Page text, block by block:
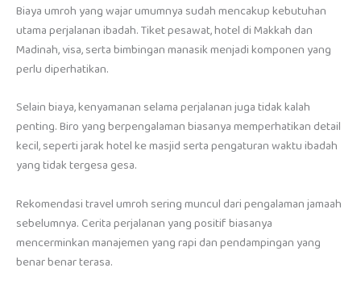
Biaya umroh yang wajar umumnya sudah mencakup kebutuhan
utama perjalanan ibadah. Tiket pesawat, hotel di Makkah dan
Madinah, visa, serta bimbingan manasik menjadi komponen yang
perlu diperhatikan.
Selain biaya, kenyamanan selama perjalanan juga tidak kalah
penting. Biro yang berpengalaman biasanya memperhatikan detail
kecil, seperti jarak hotel ke masjid serta pengaturan waktu ibadah
yang tidak tergesa gesa.
Rekomendasi travel umroh sering muncul dari pengalaman jamaah
sebelumnya. Cerita perjalanan yang positif biasanya
mencerminkan manajemen yang rapi dan pendampingan yang
benar benar terasa.